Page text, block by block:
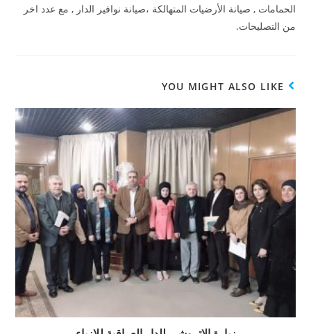
الحمامات , صيانة الأرضيات المتهالكة ،صيانة نوافير الدار , مع عدد اخر
من التصليحات.
YOU MIGHT ALSO LIKE